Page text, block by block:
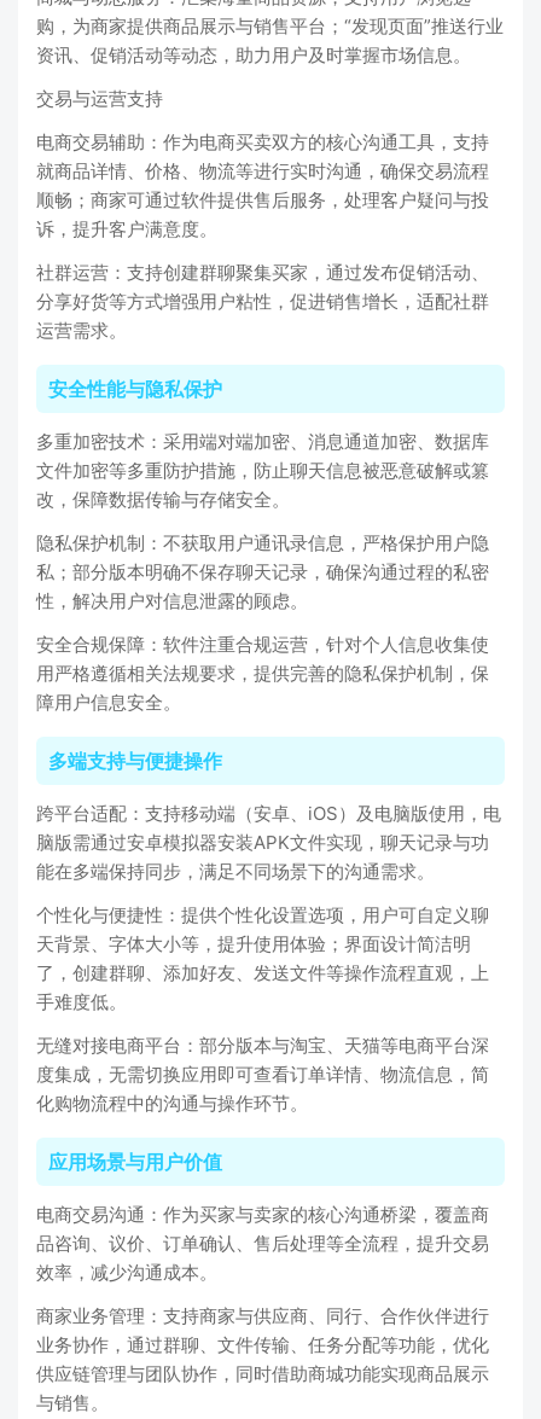
购，为商家提供商品展示与销售平台；“发现页面”推送行业
资讯、促销活动等动态，助力用户及时掌握市场信息。
交易与运营支持
电商交易辅助：作为电商买卖双方的核心沟通工具，支持
就商品详情、价格、物流等进行实时沟通，确保交易流程
顺畅；商家可通过软件提供售后服务，处理客户疑问与投
诉，提升客户满意度。
社群运营：支持创建群聊聚集买家，通过发布促销活动、
分享好货等方式增强用户粘性，促进销售增长，适配社群
运营需求。
安全性能与隐私保护
多重加密技术：采用端对端加密、消息通道加密、数据库
文件加密等多重防护措施，防止聊天信息被恶意破解或篡
改，保障数据传输与存储安全。
隐私保护机制：不获取用户通讯录信息，严格保护用户隐
私；部分版本明确不保存聊天记录，确保沟通过程的私密
性，解决用户对信息泄露的顾虑。
安全合规保障：软件注重合规运营，针对个人信息收集使
用严格遵循相关法规要求，提供完善的隐私保护机制，保
障用户信息安全。
多端支持与便捷操作
跨平台适配：支持移动端（安卓、iOS）及电脑版使用，电
脑版需通过安卓模拟器安装APK文件实现，聊天记录与功
能在多端保持同步，满足不同场景下的沟通需求。
个性化与便捷性：提供个性化设置选项，用户可自定义聊
天背景、字体大小等，提升使用体验；界面设计简洁明
了，创建群聊、添加好友、发送文件等操作流程直观，上
手难度低。
无缝对接电商平台：部分版本与淘宝、天猫等电商平台深
度集成，无需切换应用即可查看订单详情、物流信息，简
化购物流程中的沟通与操作环节。
应用场景与用户价值
电商交易沟通：作为买家与卖家的核心沟通桥梁，覆盖商
品咨询、议价、订单确认、售后处理等全流程，提升交易
效率，减少沟通成本。
商家业务管理：支持商家与供应商、同行、合作伙伴进行
业务协作，通过群聊、文件传输、任务分配等功能，优化
供应链管理与团队协作，同时借助商城功能实现商品展示
与销售。